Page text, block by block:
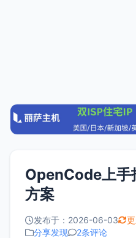
OpenCode上手
方案
发布于：2026-06-03
分享发现
2条评论